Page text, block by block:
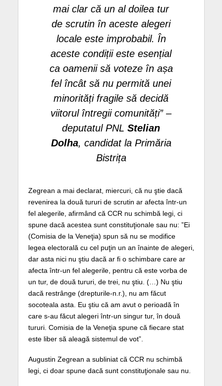
mai clar că un al doilea tur
de scrutin în aceste alegeri
locale este improbabil. În
aceste condiții este esențial
ca oamenii să voteze în așa
fel încât să nu permită unei
minorități fragile să decidă
viitorul întregii comunități” –
deputatul PNL Stelian
Dolha, candidat la Primăria
Bistrița
Zegrean a mai declarat, miercuri, că nu ştie dacă
revenirea la două tururi de scrutin ar afecta într-un
fel alegerile, afirmând că CCR nu schimbă legi, ci
spune dacă acestea sunt constituţionale sau nu: ”Ei
(Comisia de la Veneţia) spun să nu se modifice
legea electorală cu cel puţin un an înainte de alegeri,
dar asta nici nu ştiu dacă ar fi o schimbare care ar
afecta într-un fel alegerile, pentru că este vorba de
un tur, de două tururi, de trei, nu ştiu. (…) Nu ştiu
dacă restrânge (drepturile-n.r.), nu am făcut
socoteala asta. Eu ştiu că am avut o perioadă în
care s-au făcut alegeri într-un singur tur, în două
tururi. Comisia de la Veneţia spune că fiecare stat
este liber să aleagă sistemul de vot”.
Augustin Zegrean a subliniat că CCR nu schimbă
legi, ci doar spune dacă sunt constituţionale sau nu.